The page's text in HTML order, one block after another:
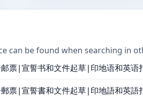
can be found when searching in
票|宣誓书和文件起草|印地语和英语
票|宣誓書和文件起草|印地語和英語